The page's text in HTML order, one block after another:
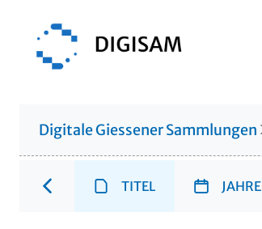
Digitale Giessener Sammlungen
TITEL JAHRE